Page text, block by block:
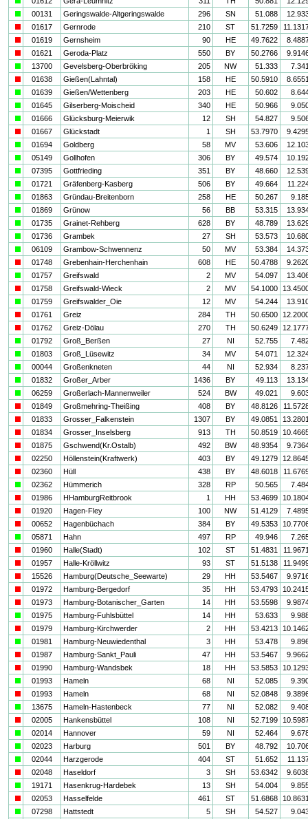
00131 Geringswalde-Altgeringswalde 296 SN 51.088
01617 Gernrode 210 ST 51.7259
01619 Gernsheim 90 HE 49.7622
01621 Geroda-Platz 550 BY 50.2766
13700 Gevelsberg-Oberbröking 205 NW 51.333
01638 Gießen(Lahntal) 158 HE 50.5910
01639 Gießen/Wettenberg 203 HE 50.602
01645 Gilserberg-Moischeid 340 HE 50.966
01666 Glücksburg-Meierwik 12 SH 54.827
01667 Glückstadt 1 SH 53.7970
01694 Goldberg 58 MV 53.606
05149 Gollhofen 306 BY 49.574
07395 Gottfrieding 351 BY 48.660
01721 Gräfenberg-Kasberg 506 BY 49.664
01863 Gründau-Breitenborn 258 HE 50.267
01869 Grünow 56 BB 53.315
01735 Grainet-Rehberg 628 BY 48.789
01736 Grambek 27 SH 53.573
06109 Grambow-Schwennenz 50 MV 53.384
01748 Grebenhain-Herchenhain 608 HE 50.4788
01757 Greifswald 2 MV 54.097
01758 Greifswald-Wieck 2 MV 54.1000
01759 Greifswalder_Oie 12 MV 54.244
01761 Greiz 284 TH 50.6500
01762 Greiz-Dölau 270 TH 50.6249
01792 Groß_Berßen 27 NI 52.755
01803 Groß_Lüsewitz 34 MV 54.071
00044 Großenkneten 44 NI 52.934
01832 Großer_Arber 1436 BY 49.113
06259 Großerlach-Mannenweiler 524 BW 49.021
01849 Großmehring-Theißing 408 BY 48.8126
01833 Grosser_Falkenstein 1307 BY 49.0851
01834 Grosser_Inselsberg 913 TH 50.8519
01875 Gschwend(Kr.Ostalb) 492 BW 48.9354
02250 Höllenstein(Kraftwerk) 403 BY 49.1279
02360 Hüll 438 BY 48.6018
02362 Hümmerich 328 RP 50.565
01986 HHamburgReitbrook 1 HH 53.4699
01920 Hagen-Fley 100 NW 51.4129
00652 Hagenbüchach 384 BY 49.5353
05871 Hahn 497 RP 49.946
01960 Halle(Stadt) 102 ST 51.4831
01957 Halle-Kröllwitz 93 ST 51.5138
15526 Hamburg(Deutsche_Seewarte) 29 HH 53.5467
01972 Hamburg-Bergedorf 35 HH 53.4793
01973 Hamburg-Botanischer_Garten 14 HH 53.5598
01975 Hamburg-Fuhlsbüttel 14 HH 53.633
01979 Hamburg-Kirchwerder 2 HH 53.4213
01981 Hamburg-Neuwiedenthal 3 HH 53.478
01987 Hamburg-Sankt_Pauli 47 HH 53.5467
01990 Hamburg-Wandsbek 18 HH 53.5853
01993 Hameln 68 NI 52.085
01993 Hameln 68 NI 52.0848
13675 Hameln-Hastenbeck 77 NI 52.082
02005 Hankensbüttel 108 NI 52.7199
02014 Hannover 59 NI 52.464
02023 Harburg 501 BY 48.792
02044 Harzgerode 404 ST 51.652
02048 Haseldorf 3 SH 53.6342
19171 Hasenkrug-Hardebek 13 SH 54.004
02053 Hasselfelde 461 ST 51.6868
07298 Hattstedt 5 SH 54.527